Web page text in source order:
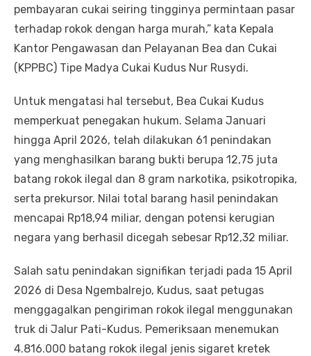
pembayaran cukai seiring tingginya permintaan pasar
terhadap rokok dengan harga murah,” kata Kepala
Kantor Pengawasan dan Pelayanan Bea dan Cukai
(KPPBC) Tipe Madya Cukai Kudus Nur Rusydi.
Untuk mengatasi hal tersebut, Bea Cukai Kudus
memperkuat penegakan hukum. Selama Januari
hingga April 2026, telah dilakukan 61 penindakan
yang menghasilkan barang bukti berupa 12,75 juta
batang rokok ilegal dan 8 gram narkotika, psikotropika,
serta prekursor. Nilai total barang hasil penindakan
mencapai Rp18,94 miliar, dengan potensi kerugian
negara yang berhasil dicegah sebesar Rp12,32 miliar.
Salah satu penindakan signifikan terjadi pada 15 April
2026 di Desa Ngembalrejo, Kudus, saat petugas
menggagalkan pengiriman rokok ilegal menggunakan
truk di Jalur Pati-Kudus. Pemeriksaan menemukan
4.816.000 batang rokok ilegal jenis sigaret kretek